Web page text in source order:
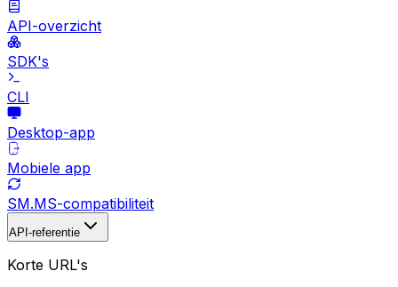
API-overzicht
SDK's
CLI
Desktop-app
Mobiele app
SM.MS-compatibiliteit
API-referentie
Korte URL's